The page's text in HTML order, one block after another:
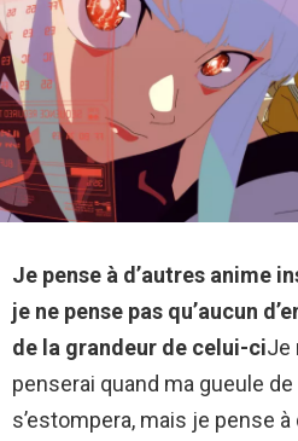
Je pense à d’autres anime
je ne pense pas qu’aucun
de la grandeur de celui-ciJe
penserai quand ma gueule
s’estompera, mais je pense à